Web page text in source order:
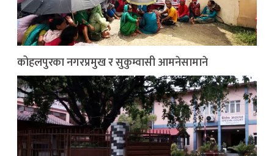
कोहलपुरका नगरप्रमुख र सुकुम्वासी आमनेसामाने